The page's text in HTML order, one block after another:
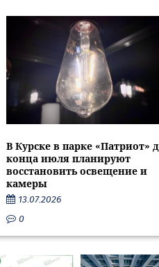
В Курске в парке «Патриот»
конца июля планируют
восстановить освещение и
камеры
13.07.2026
0